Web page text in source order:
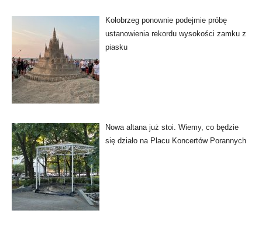
Kołobrzeg ponownie podejmie próbę
ustanowienia rekordu wysokości zamku z
piasku
Nowa altana już stoi. Wiemy, co będzie
się działo na Placu Koncertów Porannych